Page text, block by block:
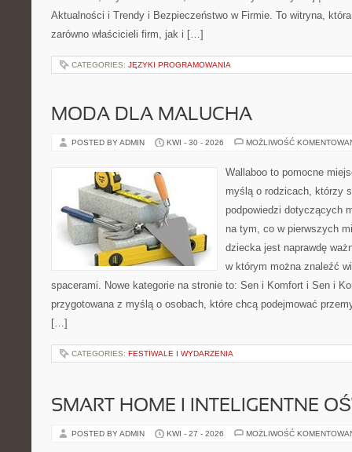
Aktualności i Trendy i Bezpieczeństwo w Firmie. To witryna,
zarówno właścicieli firm, jak i […]
CATEGORIES: JĘZYKI PROGRAMOWANIA
MODA DLA MALUCHA
POSTED BY ADMIN KWI - 30 - 2026 MOŻLIWOŚĆ
Wallaboo to pomocne
myślą o rodzicach, którzy
podpowiedzi dotyczących
na tym, co w pierwszych
dziecka jest naprawdę
w którym można znaleźć
spacerami. Nowe kategorie na stronie to: Sen i Komfort i Sen i
przygotowana z myślą o osobach, które chcą podejmować
[…]
CATEGORIES: FESTIWALE I WYDARZENIA
SMART HOME I INTELIGENTNE
POSTED BY ADMIN KWI - 27 - 2026 MOŻLIWOŚĆ